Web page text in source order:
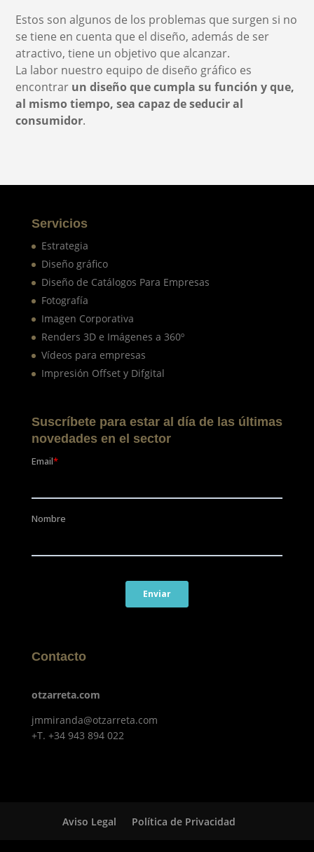
Estos son algunos de los problemas que surgen si no
se tiene en cuenta que el diseño, además de ser
atractivo, tiene un objetivo que alcanzar.
La labor nuestro equipo de diseño gráfico es
encontrar un diseño que cumpla su función y que,
al mismo tiempo, sea capaz de seducir al
consumidor.
Servicios
Estrategia
Diseño gráfico
Diseño de Catálogos Para Empresas
Fotografía
Imagen Corporativa
Renders 3D e Imágenes a 360º
Vídeos para empresas
Impresión Offset y Difgital
Suscríbete para estar al día de las últimas
novedades en el sector
Contacto
otzarreta.com
jmmiranda@otzarreta.com
+T. +34 943 894 022
Aviso Legal Política de Privacidad